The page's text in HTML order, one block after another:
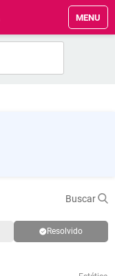
MENU
Buscar
Resolvido